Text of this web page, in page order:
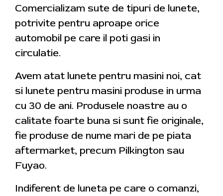
Comercializam sute de tipuri de lunete,
potrivite pentru aproape orice
automobil pe care il poti gasi in
circulatie.
Avem atat lunete pentru masini noi, cat
si lunete pentru masini produse in urma
cu 30 de ani. Produsele noastre au o
calitate foarte buna si sunt fie originale,
fie produse de nume mari de pe piata
aftermarket, precum Pilkington sau
Fuyao.
Indiferent de luneta pe care o comanzi,